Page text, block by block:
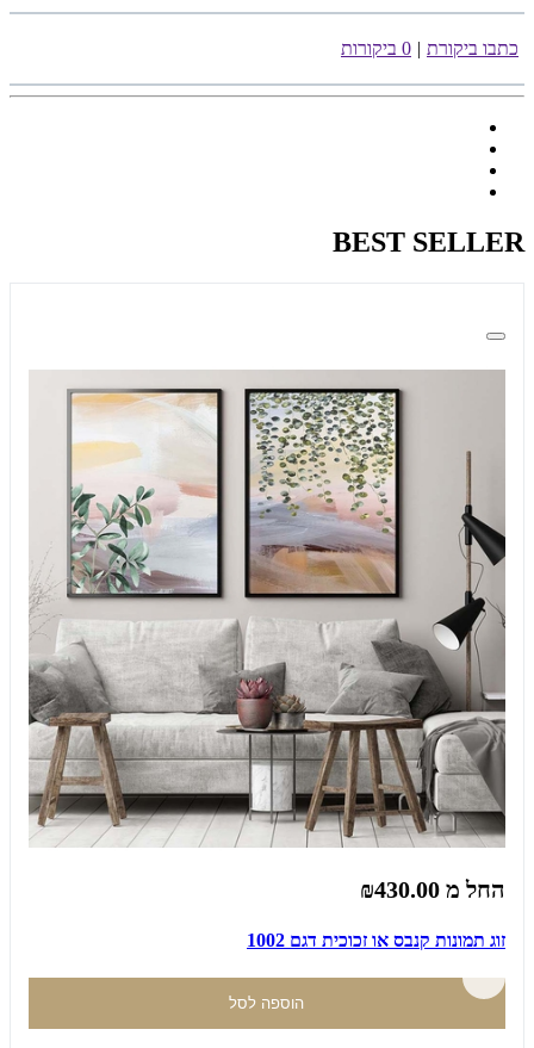
כתבו ביקורת | 0 ביקורות
BEST SELLER
החל מ ₪430.00
זוג תמונות קנבס או זכוכית דגם 1002
הוספה לסל